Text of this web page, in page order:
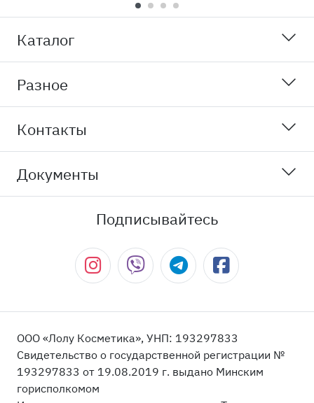
Каталог
Разное
Контакты
Документы
Подписывайтесь
ООО «Лолу Косметика», УНП: 193297833
Свидетельство о государственной регистрации №
193297833 от 19.08.2019 г. выдано Минским
горисполкомом